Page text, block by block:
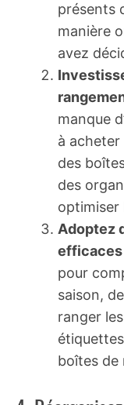
présents
manière
avez
manque
à
des
des
optimiser
Adoptez
efficaces
pour
saison,
ranger
boîtes de